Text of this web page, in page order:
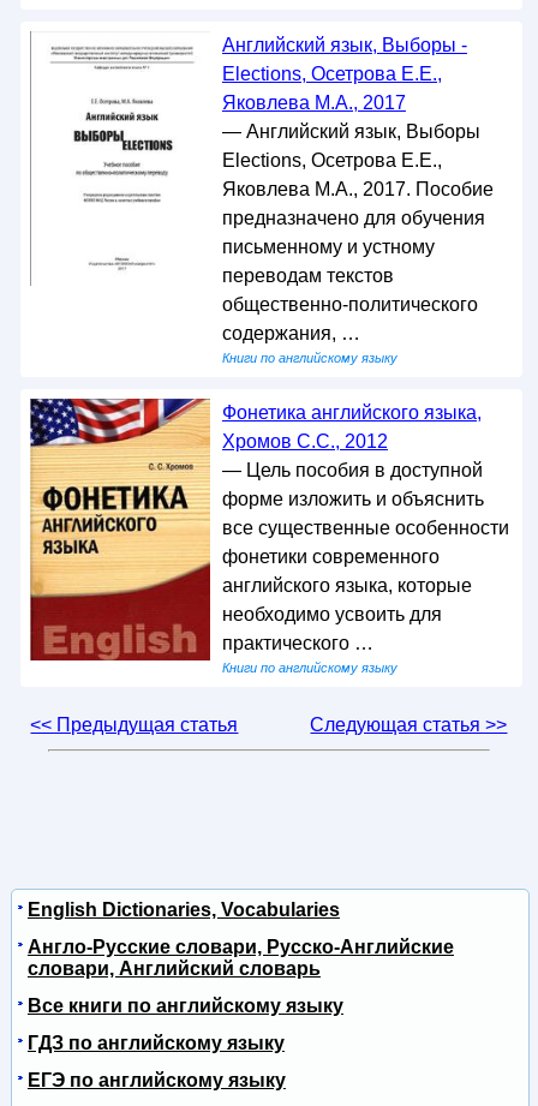
Английский язык, Выборы -
Elections, Осетрова Е.Е.,
Яковлева М.А., 2017
— Английский язык, Выборы
Elections, Осетрова Е.Е.,
Яковлева М.А., 2017. Пособие
предназначено для обучения
письменному и устному
переводам текстов
общественно-политического
содержания, …
Книги по английскому языку
Фонетика английского языка,
Хромов С.С., 2012
— Цель пособия в доступной
форме изложить и объяснить
все существенные особенности
фонетики современного
английского языка, которые
необходимо усвоить для
практического …
Книги по английскому языку
<< Предыдущая статья Следующая статья >>
English Dictionaries, Vocabularies
Англо-Русские словари, Русско-Английские
словари, Английский словарь
Все книги по английскому языку
ГДЗ по английскому языку
ЕГЭ по английскому языку